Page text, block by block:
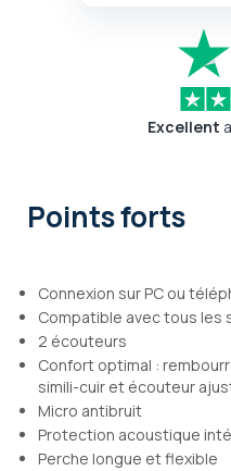
Excellent
Points forts
Connexion sur PC ou
Compatible avec tous les
2 écouteurs
Confort optimal :
simili-cuir et écouteur
Micro antibruit
Protection acoustique
Perche longue et flexible